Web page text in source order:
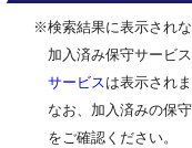
※検索結果に表示され
加入済み保守サービ
サービス は表示されま
なお、加入済みの保
をご確認ください。